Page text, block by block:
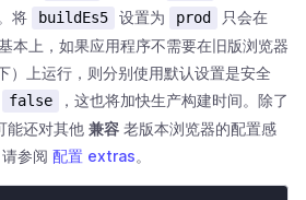
将
buildEs5 设置为 prod
只会在
本上，如果应用程序不需要在旧版浏览器
）上运行，则分别使用默认设置是安全
false
，这也将加快生产构建时间。除了
能还对其他 兼容 老版本浏览器的配置感
参阅 配置 extras。